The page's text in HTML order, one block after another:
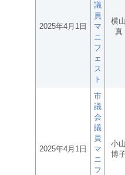
2025年4月1日
議
員
マ
ニ
フ
ェ
ス
ト
横山
真
2025年4月1日
市
議
会
議
員
マ
ニ
フ
小山
博